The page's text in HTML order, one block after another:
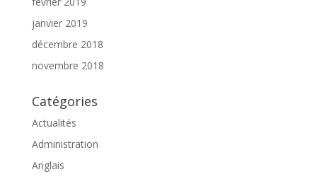
janvier 2019
décembre 2018
novembre 2018
Catégories
Actualités
Administration
Anglais